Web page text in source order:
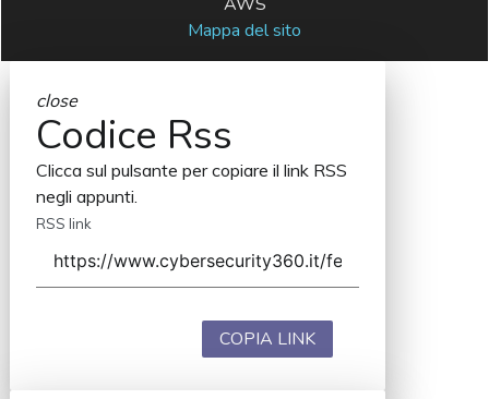
Mappa del sito
close
Codice Rss
Clicca sul pulsante per copiare il link RSS
negli appunti.
RSS link
COPIA LINK